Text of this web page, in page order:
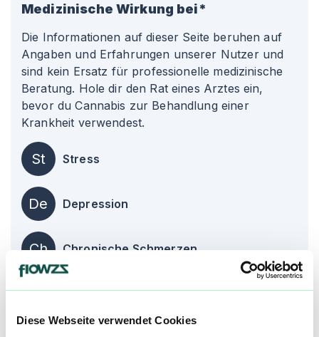
Diese Webseite verwendet Cookies
Medizinische Wirkung bei*
Die Informationen auf dieser Seite beruhen auf
Angaben und Erfahrungen unserer Nutzer und
sind kein Ersatz für professionelle medizinische
Beratung. Hole dir den Rat eines Arztes ein,
bevor du Cannabis zur Behandlung einer
Krankheit verwendest.
St Stress
De Depression
Ch Chronische Schmerzen